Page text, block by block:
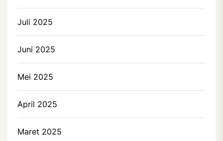
Juli 2025
Juni 2025
Mei 2025
April 2025
Maret 2025